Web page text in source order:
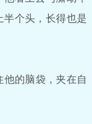
个头，长得也是
的脑袋，夹在自